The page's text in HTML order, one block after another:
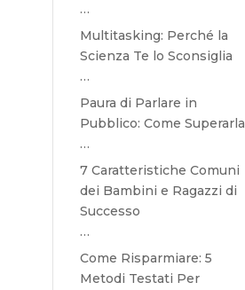
…
Multitasking: Perché la
Scienza Te lo Sconsiglia
…
Paura di Parlare in
Pubblico: Come Superarla
…
7 Caratteristiche Comuni
dei Bambini e Ragazzi di
Successo
…
Come Risparmiare: 5
Metodi Testati Per